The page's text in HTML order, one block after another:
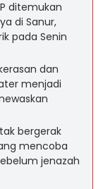
ditemukan
di Sanur,
pada Senin
dan
menjadi
bergerak
mencoba
jenazah